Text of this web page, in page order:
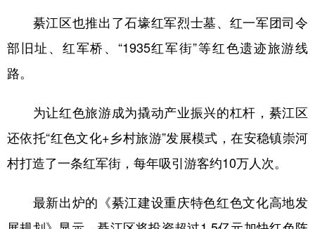
綦江区也推出了石壕红军烈士墓、红一军团司令
部旧址、红军桥、“1935红军街”等红色遗迹旅游线
路。
为让红色旅游成为撬动产业振兴的杠杆，綦江区
还依托“红色文化+乡村旅游”发展模式，在安稳镇崇河
村打造了一条红军街，每年吸引游客约10万人次。
最新出炉的《綦江建设重庆特色红色文化高地发